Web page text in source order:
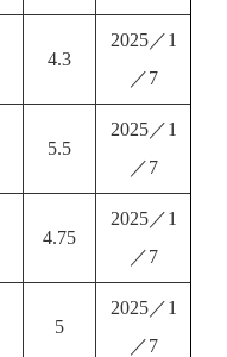
4.3
2025／1
／7
5.5
2025／1
／7
4.75
2025／1
／7
5
2025／1
／7